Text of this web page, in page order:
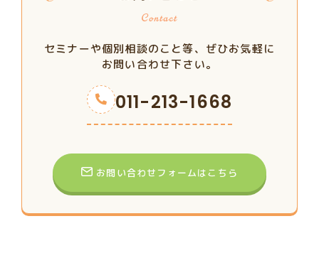
セミナーや個別相談のこと等、ぜひお気軽に
お問い合わせ下さい。
011-213-1668
お問い合わせフォームはこちら